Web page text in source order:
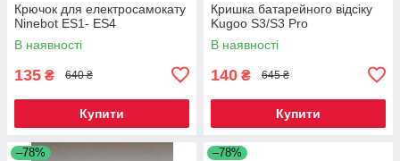
Крючок для електросамокату
Ninebot ES1- ES4
В наявності
135 ₴ 640 ₴
Купити
Кришка батарейного відсіку
Kugoo S3/S3 Pro
В наявності
140 ₴ 645 ₴
Купити
–78% –78%